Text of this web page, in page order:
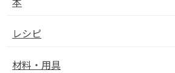
レシピ
材料・用具